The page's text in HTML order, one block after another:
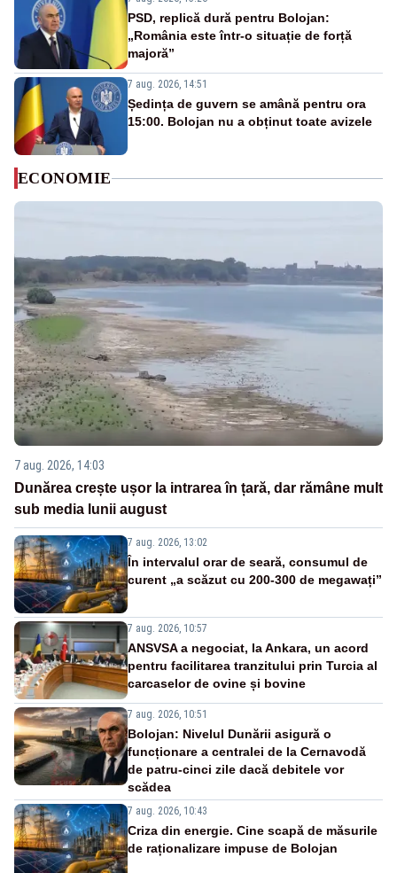
PSD, replică dură pentru Bolojan:
„România este într-o situație de forță
majoră”
7 aug. 2026, 14:51
Ședința de guvern se amână pentru ora
15:00. Bolojan nu a obținut toate avizele
ECONOMIE
7 aug. 2026, 14:03
Dunărea crește ușor la intrarea în țară, dar rămâne mult
sub media lunii august
7 aug. 2026, 13:02
În intervalul orar de seară, consumul de
curent „a scăzut cu 200-300 de megawați”
7 aug. 2026, 10:57
ANSVSA a negociat, la Ankara, un acord
pentru facilitarea tranzitului prin Turcia al
carcaselor de ovine și bovine
7 aug. 2026, 10:51
Bolojan: Nivelul Dunării asigură o
funcționare a centralei de la Cernavodă
de patru-cinci zile dacă debitele vor
scădea
7 aug. 2026, 10:43
Criza din energie. Cine scapă de măsurile
de raționalizare impuse de Bolojan